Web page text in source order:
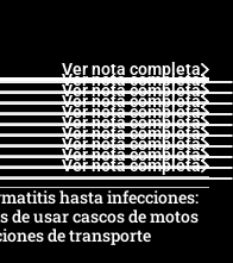
Ver nota completa
Ver nota completa
Ver nota completa
Ver nota completa
Ver nota completa
Ver nota completa
Ver nota completa
Ver nota completa
Ver nota completa
Ver nota completa
hasta infecciones:
de usar cascos de motos
de transporte